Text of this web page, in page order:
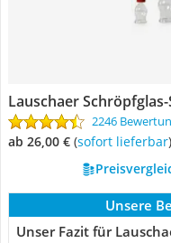
Lauschaer
2246
ab 26,00 € ( Sofort lieferbar)
Unsere
Unser Fazit für